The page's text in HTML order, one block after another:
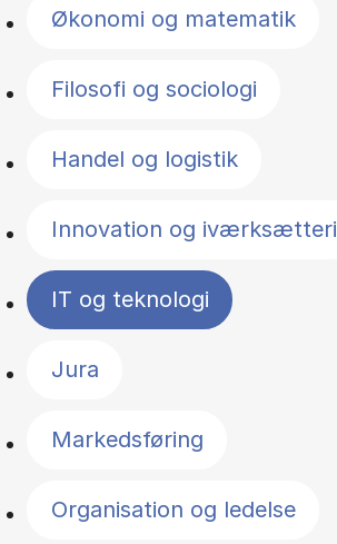
Økonomi og matematik
Filosofi og sociologi
Handel og logistik
Innovation og iværksætteri
IT og teknologi
Jura
Markedsføring
Organisation og ledelse